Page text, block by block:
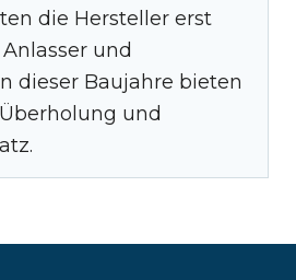
die Hersteller erst
und
dieser Baujahre bieten
und